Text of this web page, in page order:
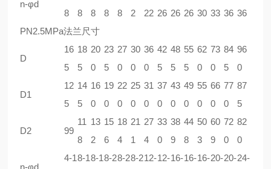
n-φd
8
8
8
8
8
2
22 26 26 26 30 33 36 36
PN2.5MPa法兰尺寸
D
16
5
18
5
20
0
23
5
27
0
30
0
36
0
42
5
48
5
55
5
62
0
73
0
84
5
96
0
D1
12
5
14
5
16
0
19
0
22
0
25
0
31
0
37
0
43
0
49
0
55
0
66
0
77
0
87
5
D2 99
11
8
13
2
15
6
18
4
21
1
27
4
33
0
38
9
44
8
50
3
60
9
72
0
82
0
n-φd
4-1 8-1 8-1 8-28-28-212-12-16-16-16-20-20-24-